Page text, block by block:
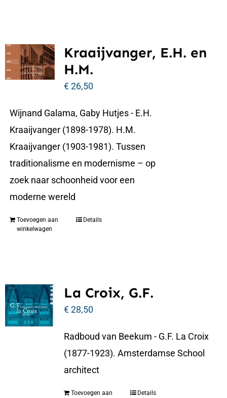
Kraaijvanger, E.H. en
H.M.
€26,50
Wijnand Galama, Gaby Hutjes - E.H.
Kraaijvanger (1898-1978). H.M.
Kraaijvanger (1903-1981). Tussen
traditionalisme en modernisme – op
zoek naar schoonheid voor een
moderne wereld
Toevoegen aan
winkelwagen
Details
La Croix, G.F.
€28,50
Radboud van Beekum - G.F. La Croix
(1877-1923). Amsterdamse School
architect
Toevoegen aan
Details